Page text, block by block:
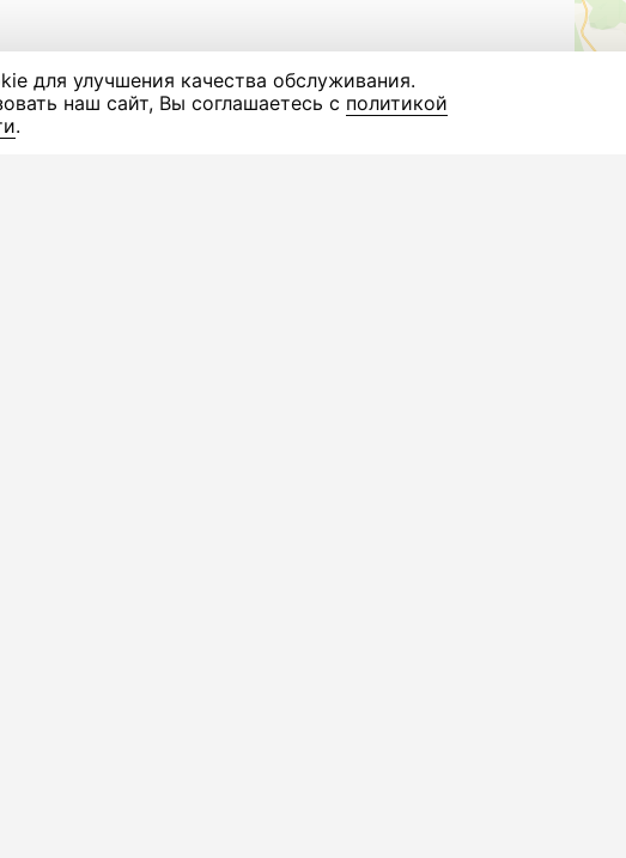
для улучшения качества обслуживания.
наш сайт, Вы соглашаетесь с политикой
.